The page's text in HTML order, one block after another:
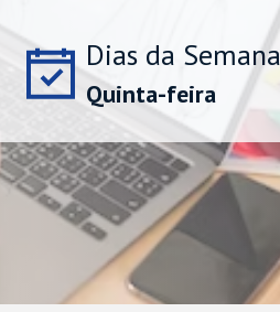
Dias da Semana
Quinta-feira